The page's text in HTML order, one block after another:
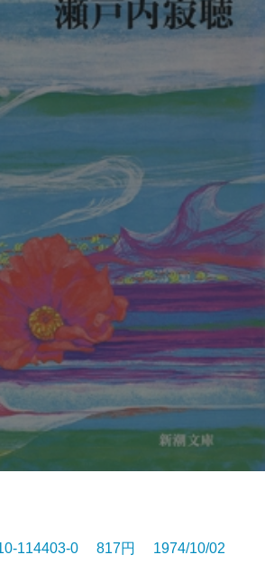
114403-0 817円 1974/10/02